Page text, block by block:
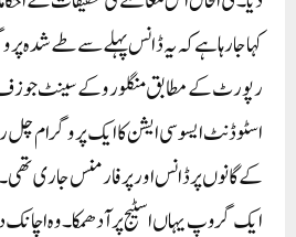
کہا جا رہا ہے کہ یہ ڈانس پہلے سے طے شدہ
رپورٹ کے مطابق منگلورو کے سینٹ جوزف
اسٹوڈنٹ ایسوسی ایشن کا ایک پروگرام چل